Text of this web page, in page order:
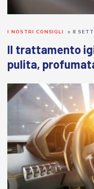
Il trattamento
pulita,
I NOSTRI CONSIGLI 8